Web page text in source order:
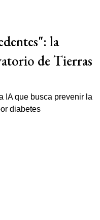
la
de Tierras